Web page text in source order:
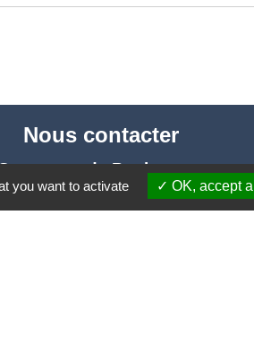
Nous contacter
de Puylaurens
1 rue de la Mairie
you want to activate OK, accept all